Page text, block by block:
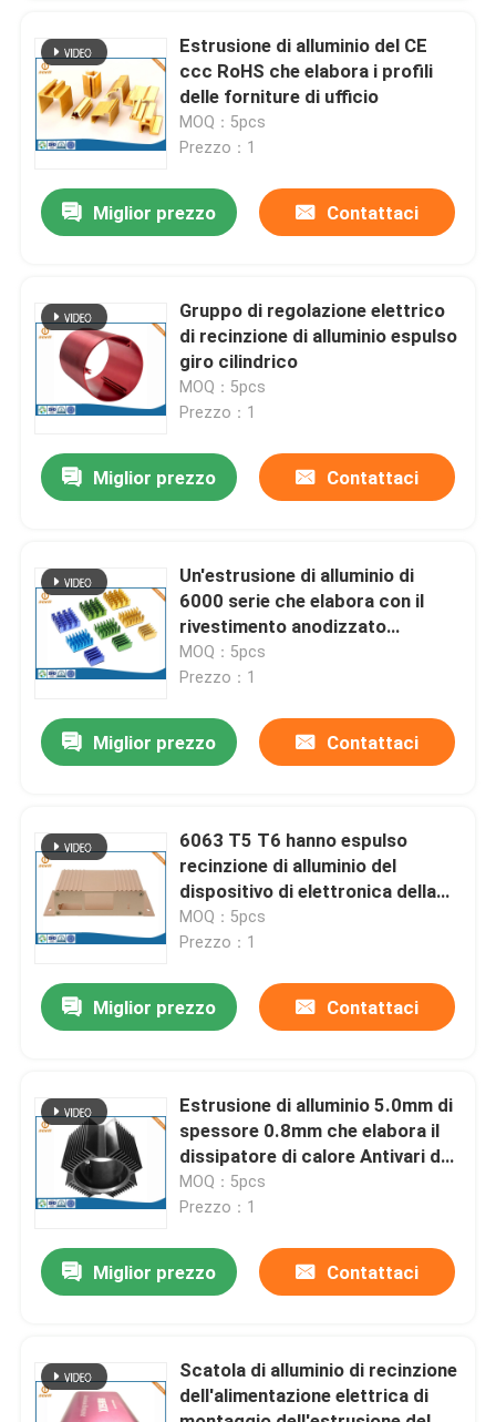
Prodotti
Chi siamo
Fatory Tour
Contattaci
notizie
L'alluminio la pressofusione
Pezzi meccanici di CNC
Estrusione di alluminio del CE
ccc RoHS che elabora i profili
delle forniture di ufficio
MOQ：5pcs
Prezzo：1
Miglior prezzo Contattaci
Gruppo di regolazione elettrico
di recinzione di alluminio espulso
giro cilindrico
MOQ：5pcs
Prezzo：1
Miglior prezzo Contattaci
Un'estrusione di alluminio di
6000 serie che elabora con il
rivestimento anodizzato
spazzolato
MOQ：5pcs
Prezzo：1
Miglior prezzo Contattaci
6063 T5 T6 hanno espulso
recinzione di alluminio del
dispositivo di elettronica della
cassa della scatola
MOQ：5pcs
Prezzo：1
Miglior prezzo Contattaci
Estrusione di alluminio 5.0mm di
spessore 0.8mm che elabora il
dissipatore di calore Antivari del
LED
MOQ：5pcs
Prezzo：1
Miglior prezzo Contattaci
Scatola di alluminio di recinzione
dell'alimentazione elettrica di